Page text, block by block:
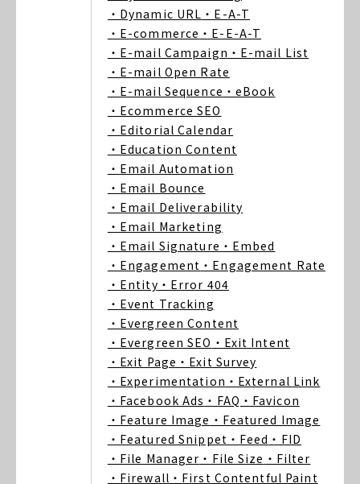
・Dynamic URL ・E-A-T
・E-commerce ・E-E-A-T
・E-mail Campaign ・E-mail List
・E-mail Open Rate
・E-mail Sequence ・eBook
・Ecommerce SEO
・Editorial Calendar
・Education Content
・Email Automation
・Email Bounce
・Email Deliverability
・Email Marketing
・Email Signature ・Embed
・Engagement ・Engagement Rate
・Entity ・Error 404
・Event Tracking
・Evergreen Content
・Evergreen SEO ・Exit Intent
・Exit Page ・Exit Survey
・Experimentation ・External Link
・Facebook Ads ・FAQ ・Favicon
・Feature Image ・Featured Image
・Featured Snippet ・Feed ・FID
・File Manager ・File Size ・Filter
・Firewall ・First Contentful Paint